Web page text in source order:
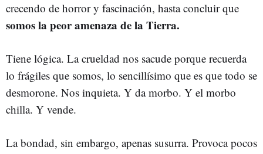
crecendo de horror y fascinación, hasta concluir que
somos la peor amenaza de la Tierra.
Tiene lógica. La crueldad nos sacude porque recuerda
lo frágiles que somos, lo sencillísimo que es que todo se
desmorone. Nos inquieta. Y da morbo. Y el morbo
chilla. Y vende.
La bondad, sin embargo, apenas susurra. Provoca pocos